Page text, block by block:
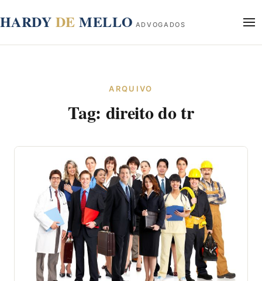
HARDY DE MELLO ADVOGADOS
ARQUIVO
Tag: direito do tr